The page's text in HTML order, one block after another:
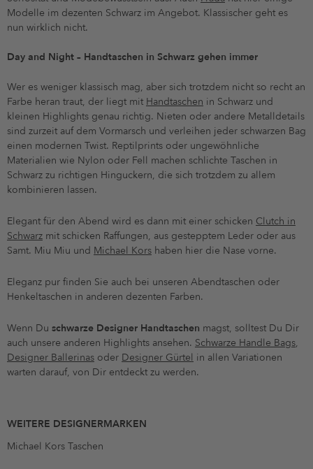
Modelle im dezenten Schwarz im Angebot. Klassischer geht es
nun wirklich nicht.
Day and Night – Handtaschen in Schwarz gehen immer
Wer es weniger klassisch mag, aber sich trotzdem nicht so recht an
Farbe heran traut, der liegt mit Handtaschen in Schwarz und
kleinen Highlights genau richtig. Nieten oder andere Metalldetails
sind zurzeit auf dem Vormarsch und verleihen jeder schwarzen Bag
einen modernen Twist. Reptilprints oder ungewöhnliche
Materialien wie Nylon oder Fell machen schlichte Taschen in
Schwarz zu richtigen Hinguckern, die sich trotzdem zu allem
kombinieren lassen.
Elegant für den Abend wird es dann mit einer schicken Clutch in
Schwarz mit schicken Raffungen, aus gestepptem Leder oder aus
Samt. Miu Miu und Michael Kors haben hier die Nase vorne.
Eleganz pur finden Sie auch bei unseren Abendtaschen oder
Henkeltaschen in anderen dezenten Farben.
Wenn Du schwarze Designer Handtaschen magst, solltest Du Dir
auch unsere anderen Highlights ansehen. Schwarze Handle Bags,
Designer Ballerinas oder Designer Gürtel in allen Variationen
warten darauf, von Dir entdeckt zu werden.
WEITERE DESIGNERMARKEN
Michael Kors Taschen